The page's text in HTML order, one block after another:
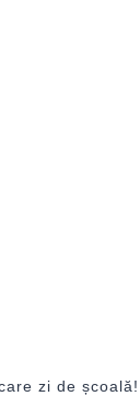
zi de școală!